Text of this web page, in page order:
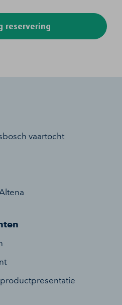
reservering
vaartocht